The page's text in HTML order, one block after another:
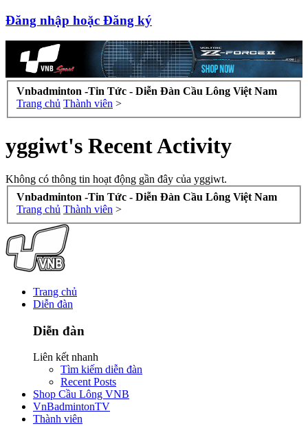
Đăng nhập hoặc Đăng ký
Vnbadminton -Tin Tức - Diễn Đàn Cầu Lông Việt Nam
Trang chủ Thành viên >
yggiwt's Recent Activity
Không có thông tin hoạt động gần đây của yggiwt.
Vnbadminton -Tin Tức - Diễn Đàn Cầu Lông Việt Nam
Trang chủ Thành viên >
Trang chủ
Diễn đàn
Diễn đàn
Liên kết nhanh
Tìm kiếm diễn đàn
Recent Posts
Shop Cầu Lông VNB
VnBadmintonTV
Thành viên